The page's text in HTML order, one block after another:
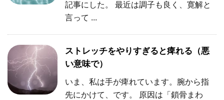
記事にした。 最近は調子も良く、寛解と
言って ...
ストレッチをやりすぎると痺れる（悪
い意味で）
いま、私は手が痺れています。腕から指
先にかけて、です。 原因は「鎖骨まわ